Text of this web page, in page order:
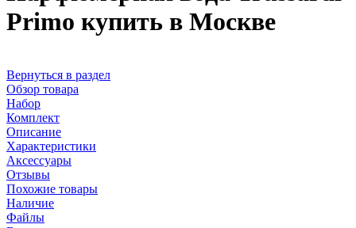
Primo купить в Москве
Вернуться в раздел
Обзор товара
Набор
Комплект
Описание
Характеристики
Аксессуары
Отзывы
Похожие товары
Наличие
Файлы